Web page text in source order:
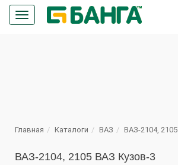
Кнопка
меню
Главная Каталоги ВАЗ ВАЗ-2104, 2105
ВАЗ-2104, 2105 ВАЗ Кузов-3